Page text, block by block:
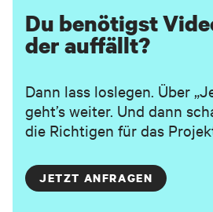
Du benötigst
der auffällt?
Dann lass loslegen. Über
geht’s weiter. Und dann
die Richtigen für das
JETZT ANFRAGEN